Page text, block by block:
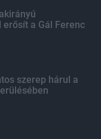
a Gál Ferenc
szerep hárul a